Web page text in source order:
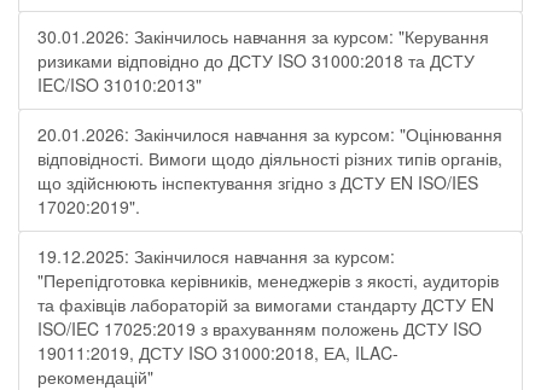
30.01.2026: Закінчилось навчання за курсом: "Керування
ризиками відповідно до ДСТУ ISO 31000:2018 та ДСТУ
IEC/ISO 31010:2013"
20.01.2026: Закінчилося навчання за курсом: "Оцінювання
відповідності. Вимоги щодо діяльності різних типів органів,
що здійснюють інспектування згідно з ДСТУ ЕN ISO/IES
17020:2019".
19.12.2025: Закінчилося навчання за курсом:
"Перепідготовка керівників, менеджерів з якості, аудиторів
та фахівців лабораторій за вимогами стандарту ДСТУ EN
ISO/IEC 17025:2019 з врахуванням положень ДСТУ ISO
19011:2019, ДСТУ ISO 31000:2018, ЕА, ILAC-
рекомендацій"